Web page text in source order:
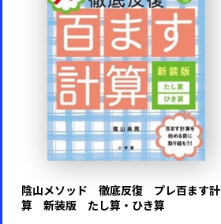
陰山メソッド 徹底反復 プレ百ます計
算 新装版 たし算・ひき算